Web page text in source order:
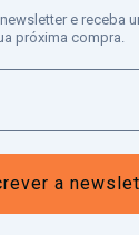
e receba
próxima compra.
a